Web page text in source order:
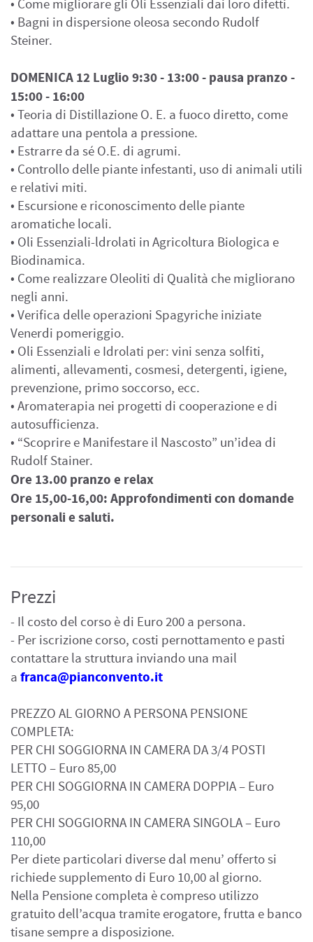
• Come migliorare gli Oli Essenziali dai loro difetti.
• Bagni in dispersione oleosa secondo Rudolf
Steiner.
DOMENICA 12 Luglio 9:30 - 13:00 - pausa pranzo -
15:00 - 16:00
• Teoria di Distillazione O. E. a fuoco diretto, come
adattare una pentola a pressione.
• Estrarre da sé O.E. di agrumi.
• Controllo delle piante infestanti, uso di animali utili
e relativi miti.
• Escursione e riconoscimento delle piante
aromatiche locali.
• Oli Essenziali-ldrolati in Agricoltura Biologica e
Biodinamica.
• Come realizzare Oleoliti di Qualità che migliorano
negli anni.
• Verifica delle operazioni Spagyriche iniziate
Venerdi pomeriggio.
• Oli Essenziali e Idrolati per: vini senza solfiti,
alimenti, allevamenti, cosmesi, detergenti, igiene,
prevenzione, primo soccorso, ecc.
• Aromaterapia nei progetti di cooperazione e di
autosufficienza.
• “Scoprire e Manifestare il Nascosto” un’idea di
Rudolf Stainer.
Ore 13.00 pranzo e relax
Ore 15,00-16,00: Approfondimenti con domande
personali e saluti.
Prezzi
- Il costo del corso è di Euro 200 a persona.
- Per iscrizione corso, costi pernottamento e pasti
contattare la struttura inviando una mail
a franca@pianconvento.it
PREZZO AL GIORNO A PERSONA PENSIONE
COMPLETA:
PER CHI SOGGIORNA IN CAMERA DA 3/4 POSTI
LETTO – Euro 85,00
PER CHI SOGGIORNA IN CAMERA DOPPIA – Euro
95,00
PER CHI SOGGIORNA IN CAMERA SINGOLA – Euro
110,00
Per diete particolari diverse dal menu’ offerto si
richiede supplemento di Euro 10,00 al giorno.
Nella Pensione completa è compreso utilizzo
gratuito dell’acqua tramite erogatore, frutta e banco
tisane sempre a disposizione.